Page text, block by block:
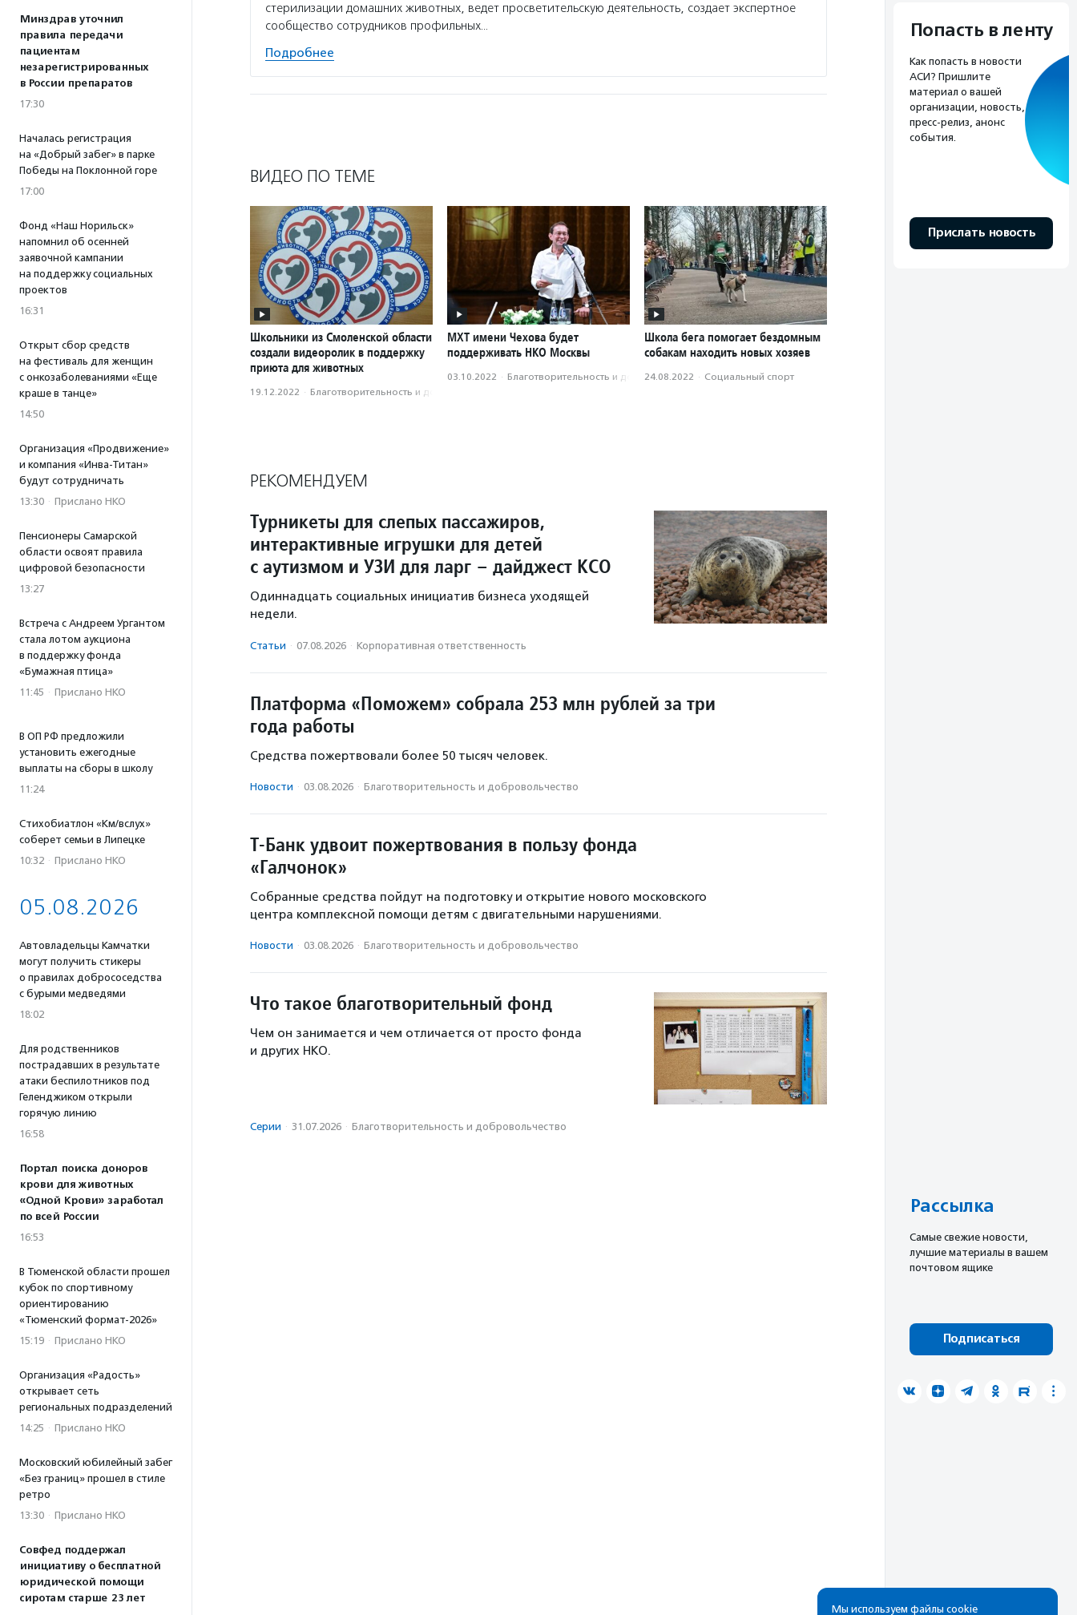
Минздрав уточнил
правила передачи
пациентам
незарегистрированных
в России препаратов
17:30
Началась регистрация
на «Добрый забег» в парке
Победы на Поклонной горе
17:00
Фонд «Наш Норильск»
напомнил об осенней
заявочной кампании
на поддержку социальных
проектов
16:31
Открыт сбор средств
на фестиваль для женщин
с онкозаболеваниями «Еще
краше в танце»
14:50
Организация «Продвижение»
и компания «Инва-Титан»
будут сотрудничать
13:30 · Прислано НКО
Пенсионеры Самарской
области освоят правила
цифровой безопасности
13:27
Встреча с Андреем Ургантом
стала лотом аукциона
в поддержку фонда
«Бумажная птица»
11:45 · Прислано НКО
В ОП РФ предложили
установить ежегодные
выплаты на сборы в школу
11:24
Стихобиатлон «Км/вслух»
соберет семьи в Липецке
10:32 · Прислано НКО
05.08.2026
Автовладельцы Камчатки
могут получить стикеры
о правилах добрососедства
с бурыми медведями
18:02
Для родственников
пострадавших в результате
атаки беспилотников под
Геленджиком открыли
горячую линию
16:58
Портал поиска доноров
крови для животных
«Одной Крови» заработал
по всей России
16:53
В Тюменской области прошел
кубок по спортивному
ориентированию
«Тюменский формат-2026»
15:19 · Прислано НКО
Организация «Радость»
открывает сеть
региональных подразделений
14:25 · Прислано НКО
Московский юбилейный забег
«Без границ» прошел в стиле
ретро
13:30 · Прислано НКО
Совфед поддержал
инициативу о бесплатной
юридической помощи
сиротам старше 23 лет
стерилизации домашних животных, ведет просветительскую деятельность, создает экспертное
сообщество сотрудников профильных…
Подробнее
ВИДЕО ПО ТЕМЕ
Школьники из Смоленской области
создали видеоролик в поддержку
приюта для животных
19.12.2022 · Благотвори­тель­ность и доброволь­чест­во
МХТ имени Чехова будет
поддерживать НКО Москвы
03.10.2022 · Благотвори­тель­ность и доброволь­чест­во
Школа бега помогает бездомным
собакам находить новых хозяев
24.08.2022 · Социальный спорт
РЕКОМЕНДУЕМ
Турникеты для слепых пассажиров,
интерактивные игрушки для детей
с аутизмом и УЗИ для ларг – дайджест КСО
Одиннадцать социальных инициатив бизнеса уходящей
недели.
Статьи · 07.08.2026 · Корпоративная ответственность
Платформа «Поможем» собрала 253 млн рублей за три
года работы
Средства пожертвовали более 50 тысяч человек.
Новости · 03.08.2026 · Благотвори­тель­ность и доброволь­чест­во
Т-Банк удвоит пожертвования в пользу фонда
«Галчонок»
Собранные средства пойдут на подготовку и открытие нового московского
центра комплексной помощи детям с двигательными нарушениями.
Новости · 03.08.2026 · Благотвори­тель­ность и доброволь­чест­во
Что такое благотворительный фонд
Чем он занимается и чем отличается от просто фонда
и других НКО.
Серии · 31.07.2026 · Благотвори­тель­ность и доброволь­чест­во
Попасть в ленту
Как попасть в новости
АСИ? Пришлите
материал о вашей
организации, новость,
пресс-релиз, анонс
события.
Прислать новость
Рассылка
Cамые свежие новости,
лучшие материалы в вашем
почтовом ящике
Подписаться
Мы используем файлы cookie